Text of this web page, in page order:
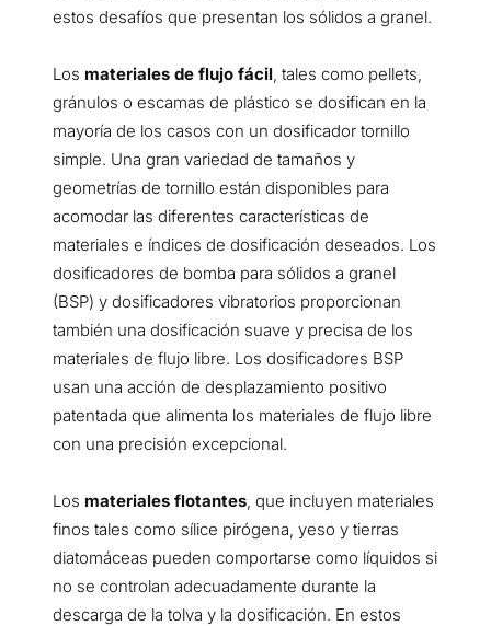
estos desafíos que presentan los sólidos a granel.
Los materiales de flujo fácil , tales como pellets,
gránulos o escamas de plástico se dosifican en la
mayoría de los casos con un dosificador tornillo
simple. Una gran variedad de tamaños y
geometrías de tornillo están disponibles para
acomodar las diferentes características de
materiales e índices de dosificación deseados. Los
dosificadores de bomba para sólidos a granel
(BSP) y dosificadores vibratorios proporcionan
también una dosificación suave y precisa de los
materiales de flujo libre. Los dosificadores BSP
usan una acción de desplazamiento positivo
patentada que alimenta los materiales de flujo libre
con una precisión excepcional.
Los materiales flotantes , que incluyen materiales
finos tales como sílice pirógena, yeso y tierras
diatomáceas pueden comportarse como líquidos si
no se controlan adecuadamente durante la
descarga de la tolva y la dosificación. En estos